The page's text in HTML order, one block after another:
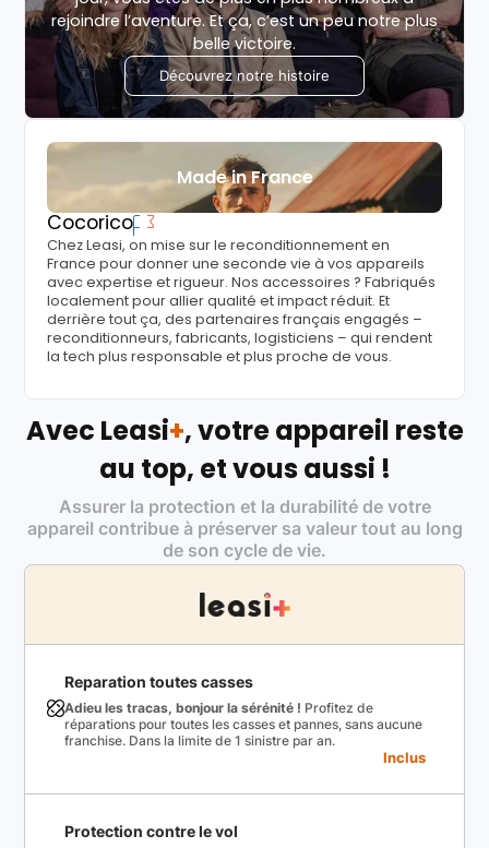
rejoindre l’aventure. Et ça, c’est un peu notre plus
belle victoire.
Découvrez notre histoire
Made in France
Cocorico
Chez Leasi, on mise sur le reconditionnement en
France pour donner une seconde vie à vos appareils
avec expertise et rigueur. Nos accessoires ? Fabriqués
localement pour allier qualité et impact réduit. Et
derrière tout ça, des partenaires français engagés –
reconditionneurs, fabricants, logisticiens – qui rendent
la tech plus responsable et plus proche de vous.
Avec Leasi+, votre appareil reste
au top, et vous aussi !
Assurer la protection et la durabilité de votre
appareil contribue à préserver sa valeur tout au long
de son cycle de vie.
Reparation toutes casses
Adieu les tracas, bonjour la sérénité ! Profitez de
réparations pour toutes les casses et pannes, sans aucune
franchise. Dans la limite de 1 sinistre par an.
Inclus
Protection contre le vol